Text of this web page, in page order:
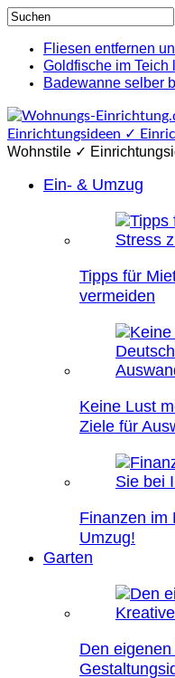
Fliesen entfernen
Goldfische im Teich
Badewanne selber
Wohnstile ✓
Ein- & Umzug
Tipps für
vermeiden
Keine Lust
Ziele für
Finanzen im
Umzug!
Garten
Den